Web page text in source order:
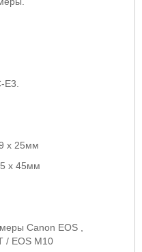
x 25мм
x 45мм
Canon EOS ,
/ EOS M10